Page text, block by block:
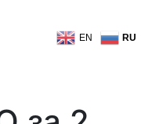
EN RU